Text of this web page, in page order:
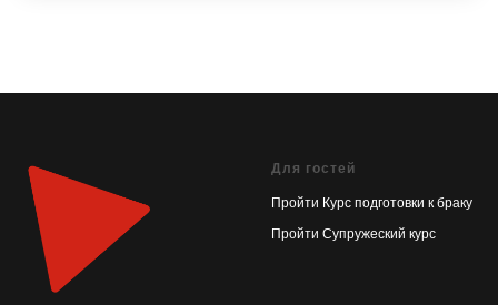
Для гостей
Пройти Курс подготовки к браку
Пройти Супружеский курс